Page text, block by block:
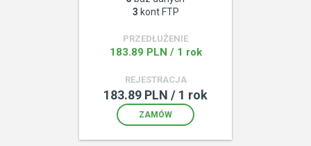
3 kont FTP
PRZEDŁUŻENIE
183.89 PLN / 1 rok
REJESTRACJA
183.89 PLN / 1 rok
ZAMÓW